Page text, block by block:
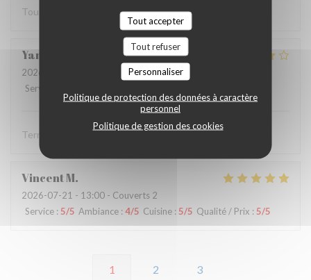
Tout accepter
Tout refuser
Personnaliser
Politique de protection des données à caractère
personnel
Politique de gestion des cookies
Tout est parfait
Yannick
2026-07-19
- 12:15 - Couverts 2
Service
Terrasse agréable, service aimable et efficace
VincentM
2026-07-21 - 13:00 - Couverts 2
Service : 5/5 Ambiance : 4/5 Cuisine : 5/5 Qualité / Prix : 5/5
1 2 3